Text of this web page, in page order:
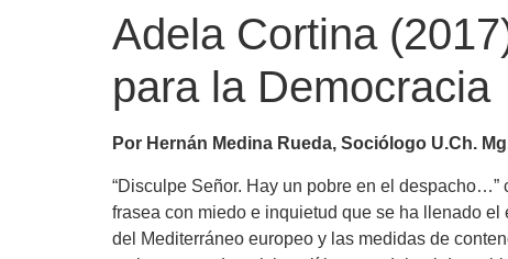
Adela Cortina
para la Democracia
Por Hernán Medina Rueda, Sociólogo U.Ch.
“Disculpe Señor. Hay un pobre en el
frasea con miedo e inquietud que se ha llenado
del Mediterráneo europeo y las medidas de